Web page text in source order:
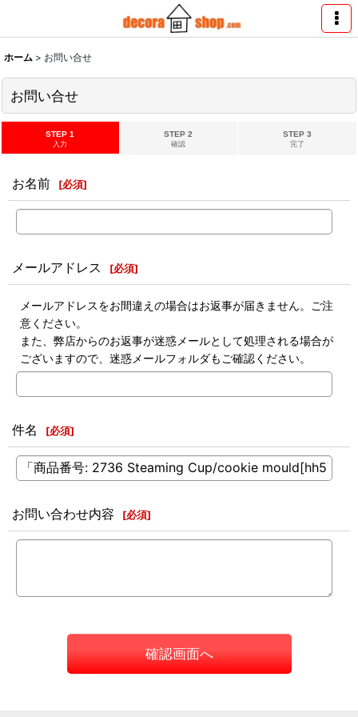
ホーム > お問い合せ
お問い合せ
STEP 1
入力
STEP 2
確認
STEP 3
完了
お名前 [必須]
メールアドレス [必須]
メールアドレスをお間違えの場合はお返事が届きません。ご注
意ください。
また、弊店からのお返事が迷惑メールとして処理される場合が
ございますので、迷惑メールフォルダもご確認ください。
件名 [必須]
お問い合わせ内容 [必須]
確認画面へ